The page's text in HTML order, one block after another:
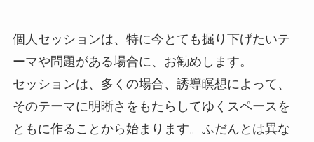
個人セッションは、特に今とても掘り下げたいテ
ーマや問題がある場合に、お勧めします。
セッションは、多くの場合、誘導瞑想によって、
そのテーマに明晰さをもたらしてゆくスペースを
ともに作ることから始まります。ふだんとは異な